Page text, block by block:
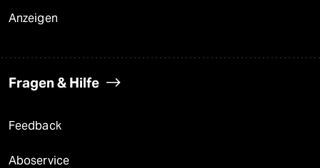
Anzeigen
Fragen & Hilfe
Feedback
Aboservice